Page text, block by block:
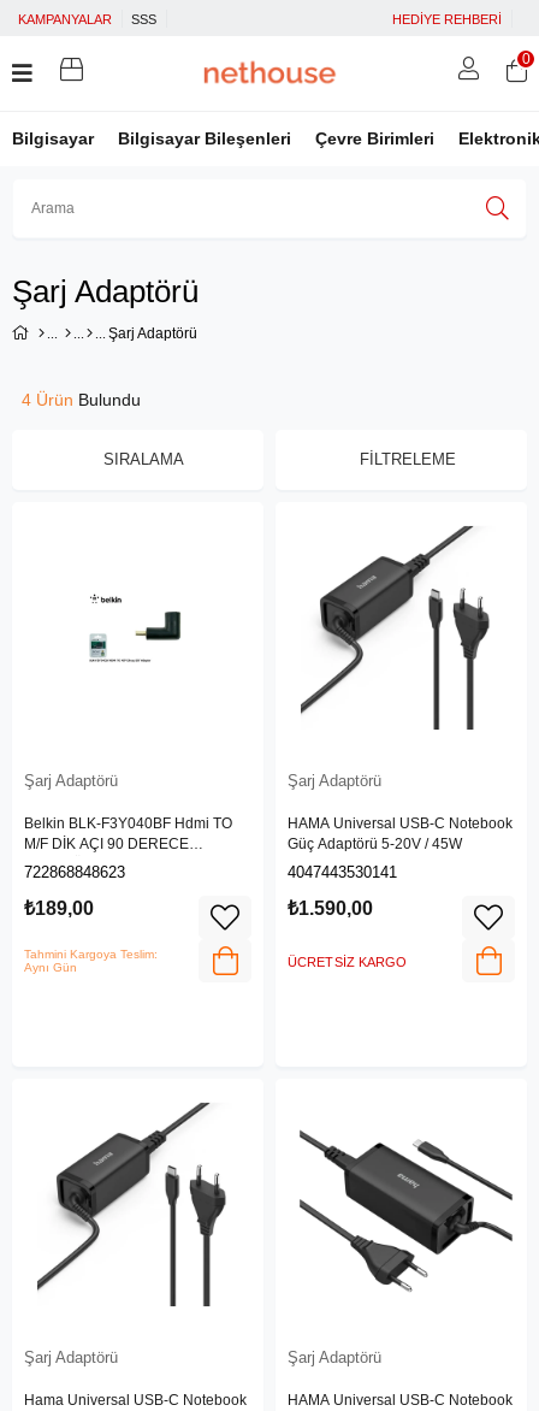
KAMPANYALAR SSS HEDİYE REHBERİ
Bilgisayar Bilgisayar Bileşenleri Çevre Birimleri
0
Şarj Adaptörü
Şarj Adaptörü
FILTRELEME
SIRALAMA
4 Ürün
Şarj Adaptörü
Belkin BLK-F3Y040BF Hdmi TO
M/F DİK AÇI 90 DERECE
ADAPTÖR
722868848623
₺189,00
Tahmini Kargoya Teslim:
Aynı Gün
Şarj Adaptörü
HAMA Universal USB-C Notebook
Güç Adaptörü 5-20V / 45W
4047443530141
₺1.590,00
ÜCRETSIZ KARGO
Şarj Adaptörü
Hama Universal USB-C Notebook
Şarj Adaptörü
HAMA Universal USB-C Notebook